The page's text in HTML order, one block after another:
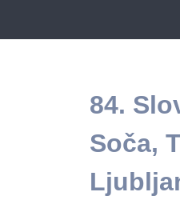
84.
Soča,